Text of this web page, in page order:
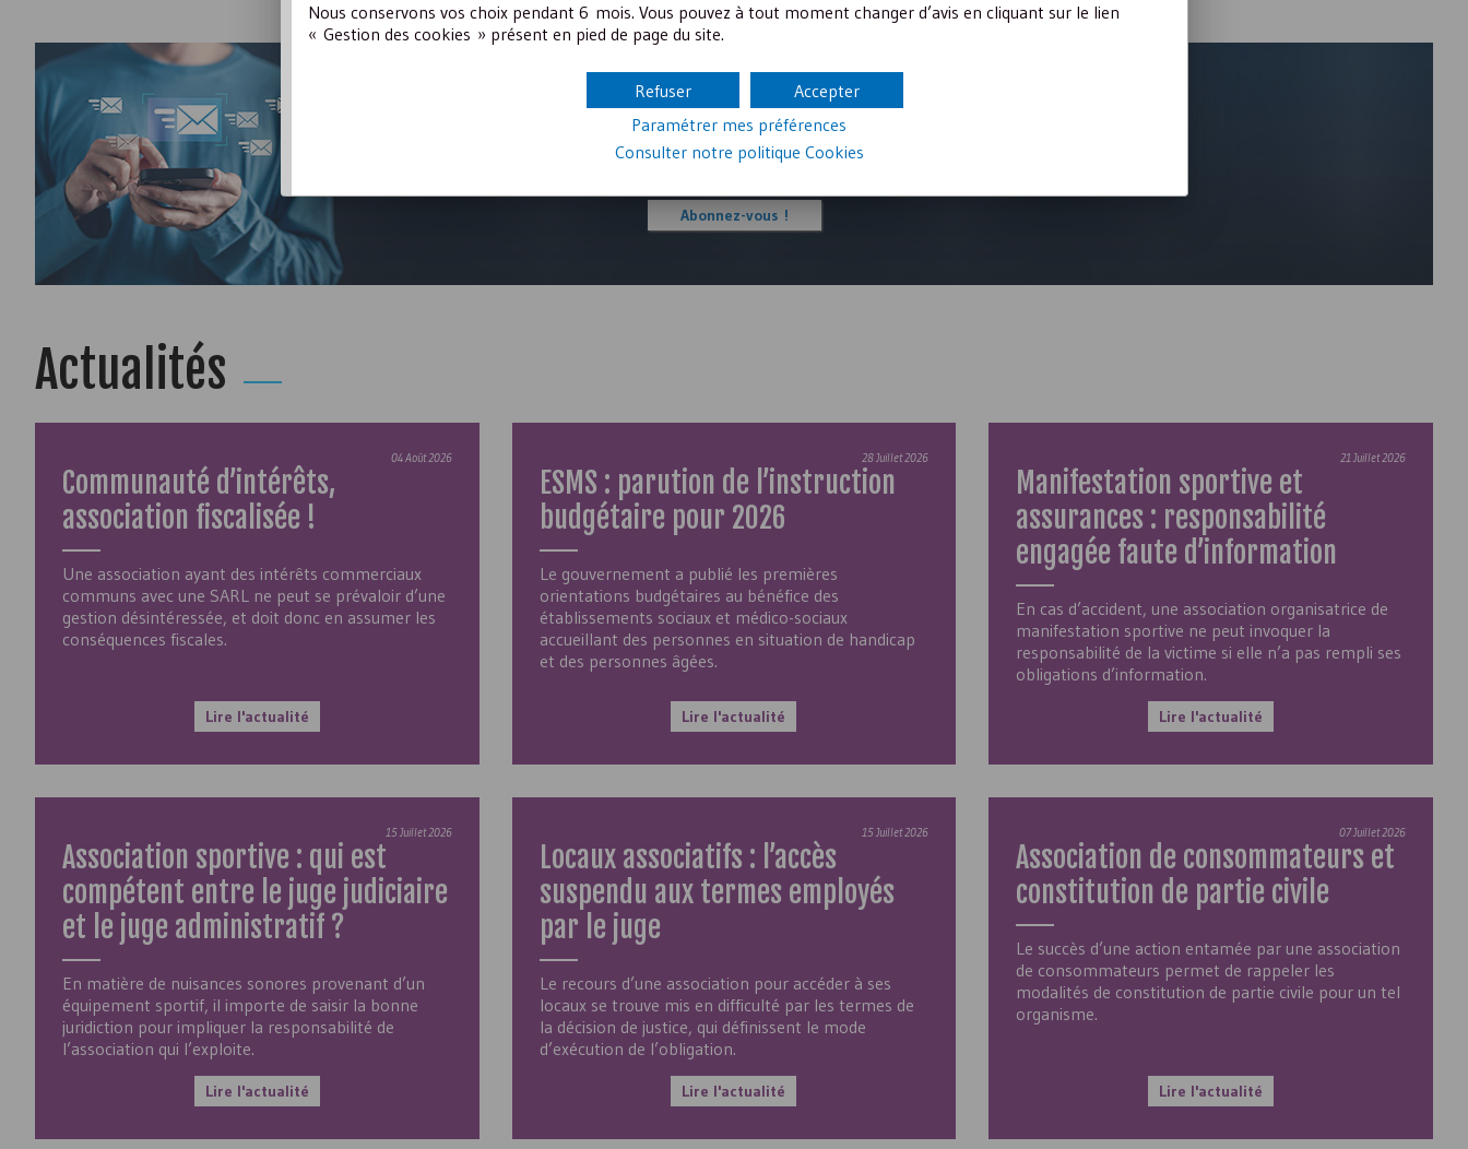
Inscrivez-vous à la Newsletter
Découvrez tous les mois : des conseils essentiels, un dossier très pratique, des actualités...
Abonnez-vous !
Actualités
04 Août 2026
Communauté d’intérêts,
association fiscalisée !
Une association ayant des intérêts commerciaux
communs avec une SARL ne peut se prévaloir d’une
gestion désintéressée, et doit donc en assumer les
conséquences fiscales.
Lire l'actualité
28 Juillet 2026
ESMS : parution de l’instruction
budgétaire pour 2026
Le gouvernement a publié les premières
orientations budgétaires au bénéfice des
établissements sociaux et médico-sociaux
accueillant des personnes en situation de handicap
et des personnes âgées.
Lire l'actualité
21 Juillet 2026
Manifestation sportive et
assurances : responsabilité
engagée faute d’information
En cas d’accident, une association organisatrice de
manifestation sportive ne peut invoquer la
responsabilité de la victime si elle n’a pas rempli ses
obligations d’information.
Lire l'actualité
15 Juillet 2026
Association sportive : qui est
compétent entre le juge judiciaire
et le juge administratif ?
En matière de nuisances sonores provenant d’un
équipement sportif, il importe de saisir la bonne
juridiction pour impliquer la responsabilité de
l’association qui l’exploite.
Lire l'actualité
15 Juillet 2026
Locaux associatifs : l’accès
suspendu aux termes employés
par le juge
Le recours d’une association pour accéder à ses
locaux se trouve mis en difficulté par les termes de
la décision de justice, qui définissent le mode
d’exécution de l’obligation.
Lire l'actualité
07 Juillet 2026
Association de consommateurs et
constitution de partie civile
Le succès d’une action entamée par une association
de consommateurs permet de rappeler les
modalités de constitution de partie civile pour un tel
organisme.
Lire l'actualité
Nous conservons vos choix pendant 6 mois. Vous pouvez à tout moment changer d’avis en cliquant sur le lien
« Gestion des cookies » présent en pied de page du site.
Accepter
Refuser
Paramétrer mes préférences
Consulter notre politique Cookies